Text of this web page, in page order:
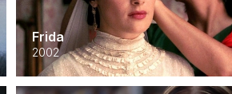
Frida
2002